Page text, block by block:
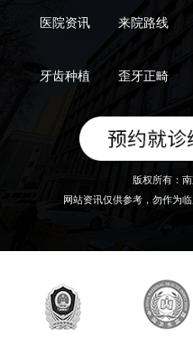
医院资讯 来院路线
牙齿种植 歪牙正畸
版权所有：
网站资讯仅供参考，勿作为